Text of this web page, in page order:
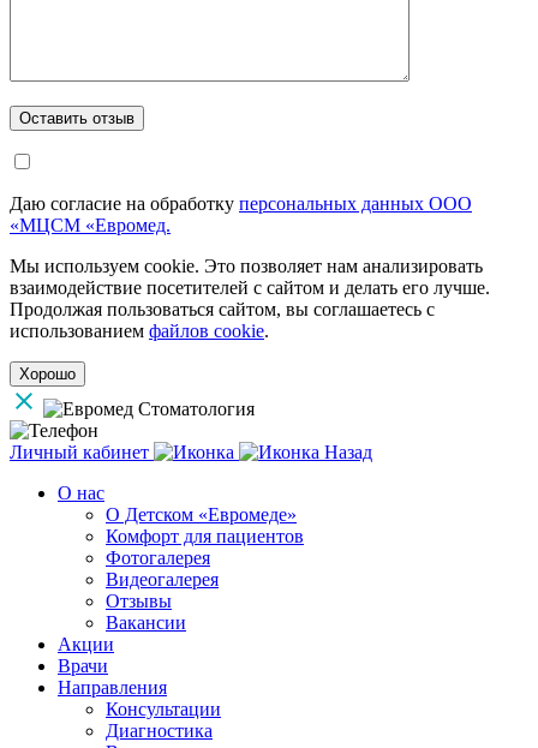
Даю согласие на обработку персональных данных ООО
«МЦСМ «Евромед.
Мы используем cookie. Это позволяет нам анализировать
взаимодействие посетителей с сайтом и делать его лучше.
Продолжая пользоваться сайтом, вы соглашаетесь с
использованием файлов cookie.
Хорошо
Личный кабинет
Назад
О нас
О Детском «Евромеде»
Комфорт для пациентов
Фотогалерея
Видеогалерея
Отзывы
Вакансии
Акции
Врачи
Направления
Консультации
Диагностика